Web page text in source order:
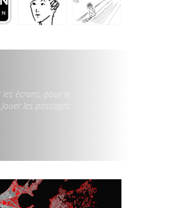
écrans, pour le
les passages.